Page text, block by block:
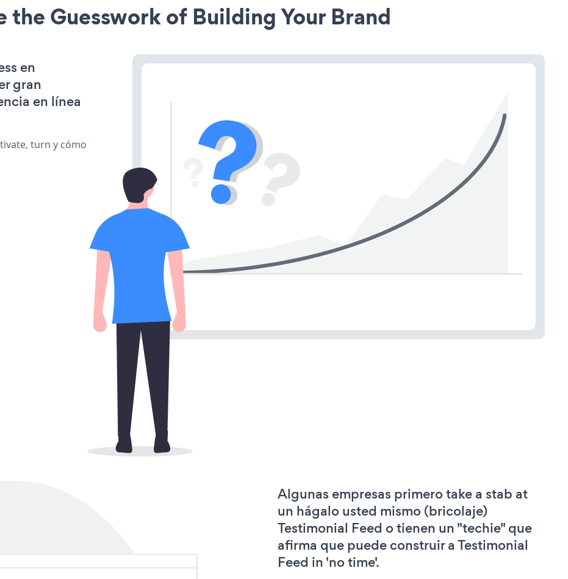
the Guesswork of Building Your Brand
en
gran
en línea
turn y cómo
Algunas empresas primero take a stab at
un hágalo usted mismo (bricolaje)
Testimonial Feed o tienen un "techie" que
afirma que puede construir a Testimonial
Feed in 'no time'.